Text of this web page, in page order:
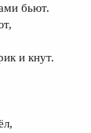
бьют.
и кнут.